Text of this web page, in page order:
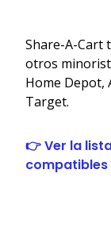
Share-A-Cart
otros
Home Depot,
Target.
👉 Ver la
compatibles